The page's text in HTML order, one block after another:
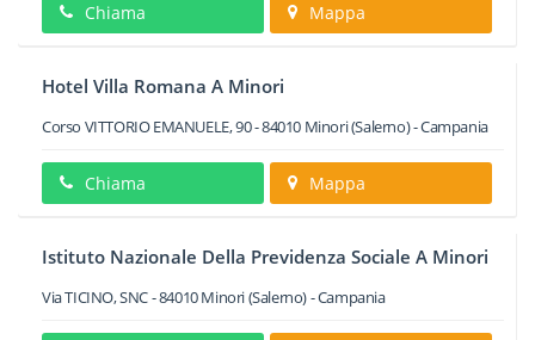
Chiama Mappa
Hotel Villa Romana A Minori
Corso VITTORIO EMANUELE, 90-84010 Minori(Salerno) -Campania
Chiama Mappa
Istituto Nazionale Della Previdenza Sociale A Minori
Via TICINO, SNC-84010Minori(Salerno) -Campania